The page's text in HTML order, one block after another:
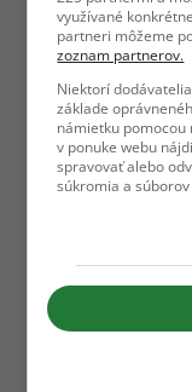
využívané
partneri môžeme
zoznam partnerov.
Niektorí
základe
námietku pomocou
v ponuke webu
spravovať alebo
súkromia a